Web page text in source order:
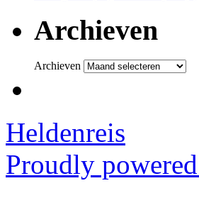
Archieven
Archieven
Heldenreis
Proudly